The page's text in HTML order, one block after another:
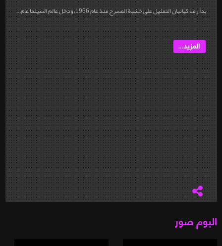
بدأ رضا كيانيان التمثيل على خشبة المسرح منذ عام 1966، ودخل عالم السينما عام...
المزيد...
البوم صور